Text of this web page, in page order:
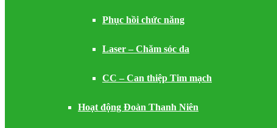
Phục hồi chức năng
Laser – Chăm sóc da
CC – Can thiệp Tim mạch
Hoạt động Đoàn Thanh Niên